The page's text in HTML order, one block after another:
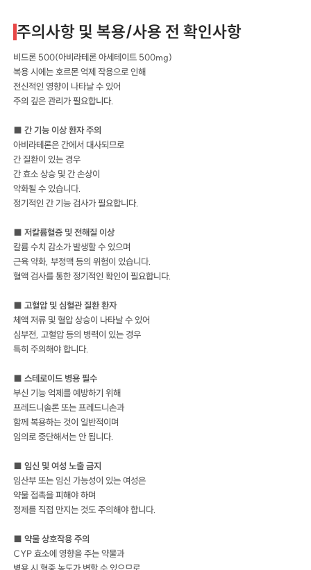
주의사항 및 복용/사용 전 확인사항
비드론 500(아비라테론 아세테이트 500mg)
복용 시에는 호르몬 억제 작용으로 인해
전신적인 영향이 나타날 수 있어
주의 깊은 관리가 필요합니다.
■ 간 기능 이상 환자 주의
아비라테론은 간에서 대사되므로
간 질환이 있는 경우
간 효소 상승 및 간 손상이
악화될 수 있습니다.
정기적인 간 기능 검사가 필요합니다.
■ 저칼륨혈증 및 전해질 이상
칼륨 수치 감소가 발생할 수 있으며
근육 약화, 부정맥 등의 위험이 있습니다.
혈액 검사를 통한 정기적인 확인이 필요합니다.
■ 고혈압 및 심혈관 질환 환자
체액 저류 및 혈압 상승이 나타날 수 있어
심부전, 고혈압 등의 병력이 있는 경우
특히 주의해야 합니다.
■ 스테로이드 병용 필수
부신 기능 억제를 예방하기 위해
프레드니솔론 또는 프레드니손과
함께 복용하는 것이 일반적이며
임의로 중단해서는 안 됩니다.
■임신 및 여성 노출 금지
임산부 또는 임신 가능성이 있는 여성은
약물 접촉을 피해야 하며
정제를 직접 만지는 것도 주의해야 합니다.
■ 약물 상호작용 주의
CYP 효소에 영향을 주는 약물과